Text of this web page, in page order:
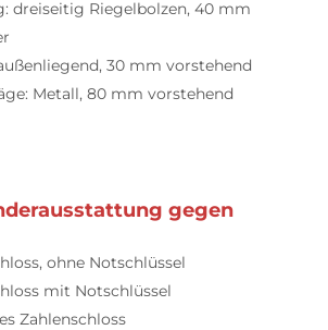
dreiseitig Riegelbolzen, 40 mm
30 mm vorstehend
Metall, 80 mm vorstehend
gegen
ohne Notschlüssel
mit Notschlüssel
Zahlenschloss